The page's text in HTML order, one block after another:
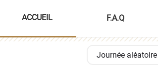
ACCUEIL F.A.Q
Journée aléatoire